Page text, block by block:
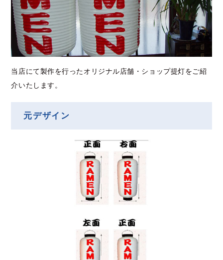
当店にて製作を行ったオリジナル店舗・ショップ提灯をご紹
介いたします。
元デザイン